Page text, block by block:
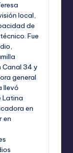
local,
de
Fue
Canal 34 y
general
llevó
Latina
en
en